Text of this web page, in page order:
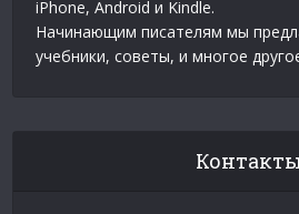
iPhone, Android и Kindle.
Начинающим писателям мы
учебники, советы, и многое